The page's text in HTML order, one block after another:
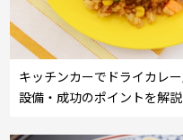
キッチンカーでドライカレ
設備・成功のポイントを解説